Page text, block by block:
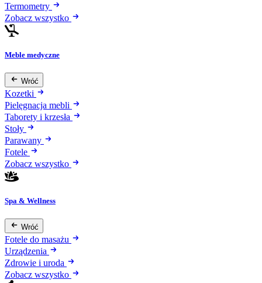
Termometry
Zobacz wszystko
Meble medyczne
Wróć
Kozetki
Pielęgnacja mebli
Taborety i krzesła
Stoły
Parawany
Fotele
Zobacz wszystko
Spa & Wellness
Wróć
Fotele do masażu
Urządzenia
Zdrowie i uroda
Zobacz wszystko